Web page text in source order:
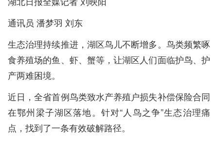
通讯员 潘梦羽 刘东
生态治理持续推进，湖区鸟儿不断增多。鸟类频繁啄
食养殖场的鱼、虾、蟹等，让湖区人们面临护鸟、护
产两难困境。
近日，全省首例鸟类致水产养殖户损失补偿保险合同
在鄂州梁子湖区落地。针对“人鸟之争”生态治理痛
点，找到了一条有效破解路径。